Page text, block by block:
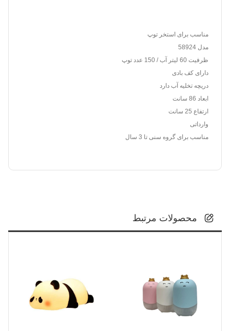
مناسب برای استخر توپ
مدل 58924
ظرفیت 60 لیتر آب / 150 عدد توپ
دارای کف بادی
دریچه تخلیه آب دارد
ابعاد 86 سانت
ارتفاع 25 سانت
وارداتی
مناسب برای گروه سنی تا 3 سال
محصولات مرتبط